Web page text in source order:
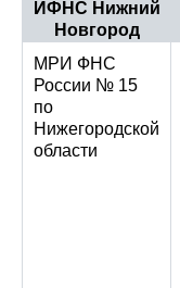
ИФНС Нижний
Новгород
МРИ ФНС
России № 15
по
Нижегородской
области